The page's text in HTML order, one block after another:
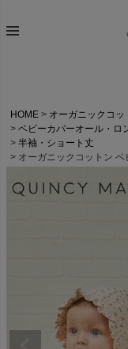
HOME オーガニックコッ
ベビーカバーオール・ロ
半袖・ショート丈
オーガニックコットン